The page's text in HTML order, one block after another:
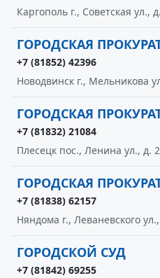
Каргополь г., Советская ул.,
ГОРОДСКАЯ
+7 (81852) 42396
Новодвинск г., Мельникова
ГОРОДСКАЯ
+7 (81832) 21084
Плесецк пос., Ленина ул., д.
ГОРОДСКАЯ
+7 (81838) 62157
Няндома г., Леваневского
ГОРОДСКОЙ СУД
+7 (81842) 69255